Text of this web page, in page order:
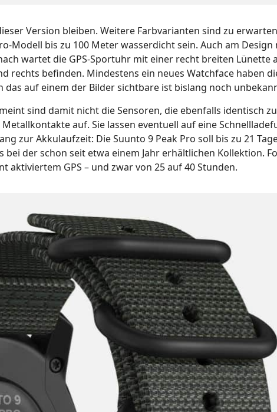
Version bleiben. Weitere Farbvarianten sind zu
Modell bis zu 100 Meter wasserdicht sein. Auch am Design
wartet die GPS-Sportuhr mit einer recht breiten Lünette
rechts befinden. Mindestens ein neues Watchface haben
auf einem der Bilder sichtbare ist bislang noch
sind damit nicht die Sensoren, die ebenfalls identisch
auf. Sie lassen eventuell auf eine
zur Akkulaufzeit: Die Suunto 9 Peak Pro soll bis zu 21
der schon seit etwa einem Jahr erhältlichen Kollektion.
aktiviertem GPS – und zwar von 25 auf 40 Stunden.